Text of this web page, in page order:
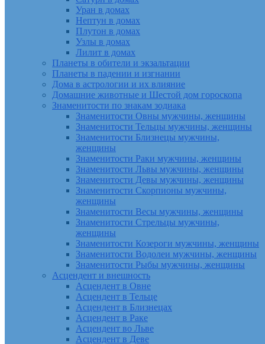
Уран в домах
Нептун в домах
Плутон в домах
Узлы в домах
Лилит в домах
Планеты в обители и экзальтации
Планеты в падении и изгнании
Дома в астрологии и их влияние
Домашние животные и Шестой дом гороскопа
Знаменитости по знакам зодиака
Знаменитости Овны мужчины, женщины
Знаменитости Тельцы мужчины, женщины
Знаменитости Близнецы мужчины,
женщины
Знаменитости Раки мужчины, женщины
Знаменитости Львы мужчины, женщины
Знаменитости Девы мужчины, женщины
Знаменитости Скорпионы мужчины,
женщины
Знаменитости Весы мужчины, женщины
Знаменитости Стрельцы мужчины,
женщины
Знаменитости Козероги мужчины, женщины
Знаменитости Водолеи мужчины, женщины
Знаменитости Рыбы мужчины, женщины
Асцендент и внешность
Асцендент в Овне
Асцендент в Тельце
Асцендент в Близнецах
Асцендент в Раке
Асцендент во Льве
Асцендент в Деве